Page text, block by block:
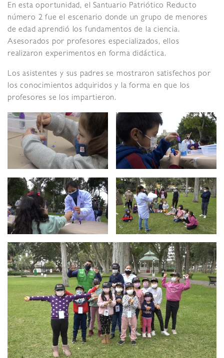
En esta oportunidad, el Santuario Patriótico Reducto
número 2 fue el escenario donde un grupo de menores
de edad aprendió los fundamentos de la ciencia.
Asesorados por profesores especializados, ellos
realizaron experimentos en forma didáctica.
Los asistentes y sus padres se mostraron satisfechos por
los conocimientos adquiridos y la forma en que los
profesores se los impartieron.